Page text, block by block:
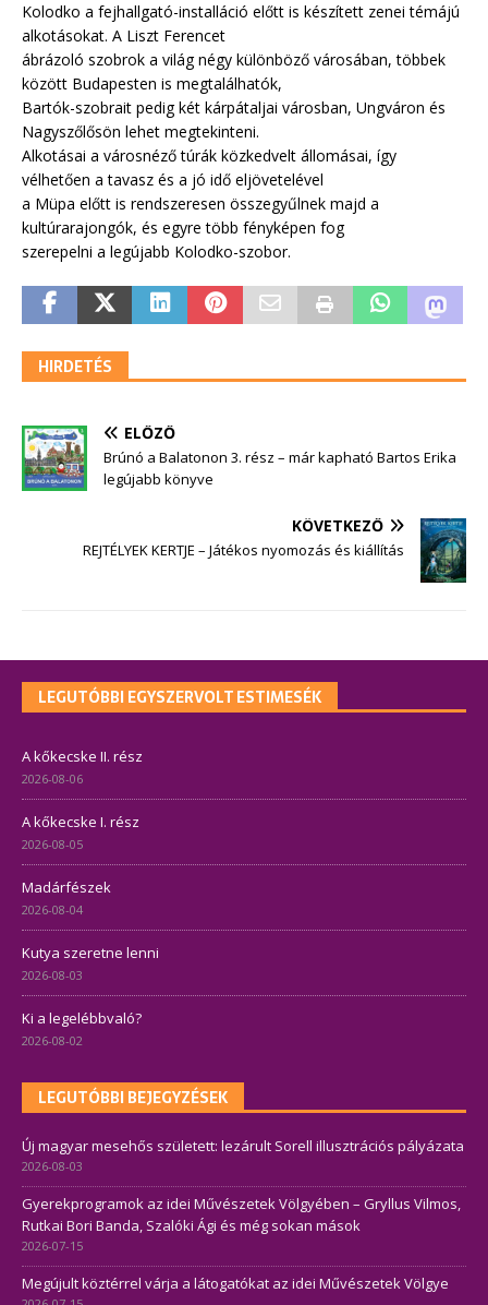
Kolodko a fejhallgató-installáció előtt is készített zenei témájú
alkotásokat. A Liszt Ferencet
ábrázoló szobrok a világ négy különböző városában, többek
között Budapesten is megtalálhatók,
Bartók-szobrait pedig két kárpátaljai városban, Ungváron és
Nagyszőlősön lehet megtekinteni.
Alkotásai a városnéző túrák közkedvelt állomásai, így
vélhetően a tavasz és a jó idő eljövetelével
a Müpa előtt is rendszeresen összegyűlnek majd a
kultúrarajongók, és egyre több fényképen fog
szerepelni a legújabb Kolodko-szobor.
HIRDETÉS
ELŐZŐ
Brúnó a Balatonon 3. rész – már kapható Bartos Erika
legújabb könyve
KÖVETKEZŐ
REJTÉLYEK KERTJE – Játékos nyomozás és kiállítás
LEGUTÓBBI EGYSZERVOLT ESTIMESÉK
A kőkecske II. rész
2026-08-06
A kőkecske I. rész
2026-08-05
Madárfészek
2026-08-04
Kutya szeretne lenni
2026-08-03
Ki a legelébbvaló?
2026-08-02
LEGUTÓBBI BEJEGYZÉSEK
Új magyar mesehős született: lezárult Sorell illusztrációs pályázata
2026-08-03
Gyerekprogramok az idei Művészetek Völgyében – Gryllus Vilmos,
Rutkai Bori Banda, Szalóki Ági és még sokan mások
2026-07-15
Megújult köztérrel várja a látogatókat az idei Művészetek Völgye